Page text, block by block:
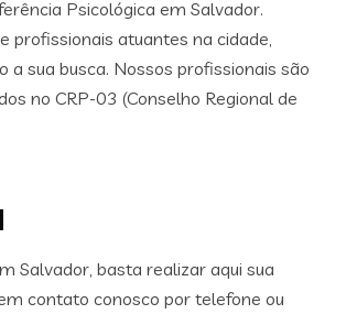
Psicológica em Salvador.
profissionais atuantes na cidade,
sua busca. Nossos profissionais são
no CRP-03 (Conselho Regional de
Salvador, basta realizar aqui sua
contato conosco por telefone ou